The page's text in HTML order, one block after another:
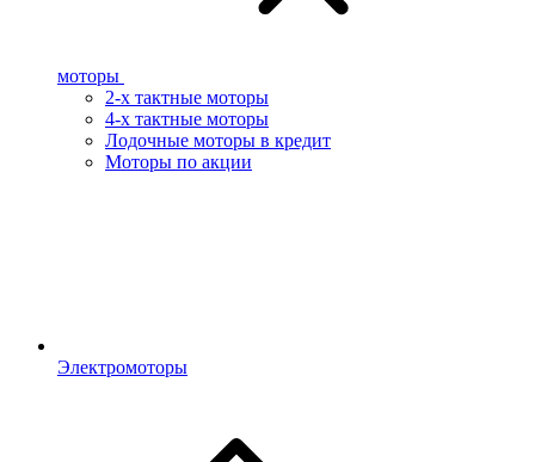
моторы
2-х тактные моторы
4-х тактные моторы
Лодочные моторы в кредит
Моторы по акции
Электромоторы